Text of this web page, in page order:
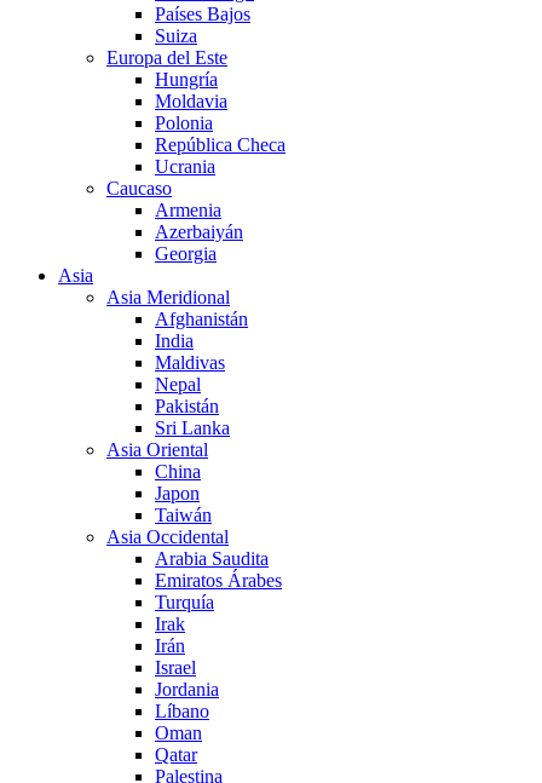
Países Bajos
Suiza
Europa del Este
Hungría
Moldavia
Polonia
República Checa
Ucrania
Caucaso
Armenia
Azerbaiyán
Georgia
Asia
Asia Meridional
Afghanistán
India
Maldivas
Nepal
Pakistán
Sri Lanka
Asia Oriental
China
Japon
Taiwán
Asia Occidental
Arabia Saudita
Emiratos Árabes
Turquía
Irak
Irán
Israel
Jordania
Líbano
Oman
Qatar
Palestina